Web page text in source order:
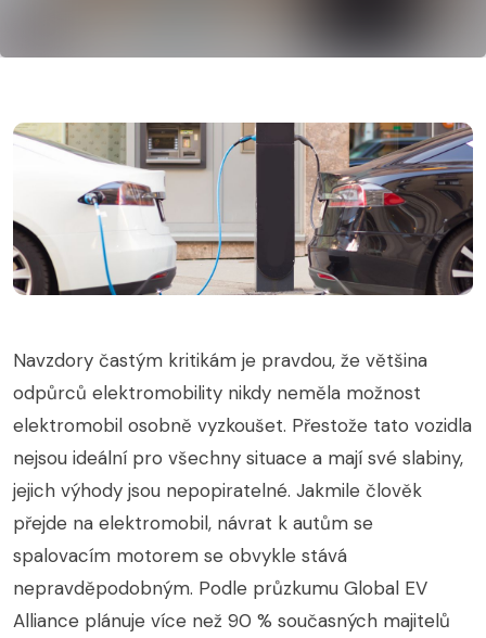
Navzdory častým kritikám je pravdou, že většina
odpůrců elektromobility nikdy neměla možnost
elektromobil osobně vyzkoušet. Přestože tato vozidla
nejsou ideální pro všechny situace a mají své slabiny,
jejich výhody jsou nepopiratelné. Jakmile člověk
přejde na elektromobil, návrat k autům se
spalovacím motorem se obvykle stává
nepravděpodobným. Podle průzkumu Global EV
Alliance plánuje více než 90 % současných majitelů